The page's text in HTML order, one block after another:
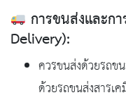
การขนส่งและก
Delivery):
ควรขนส่งด้วยรถข
ด้วยรถขนส่งสารเ